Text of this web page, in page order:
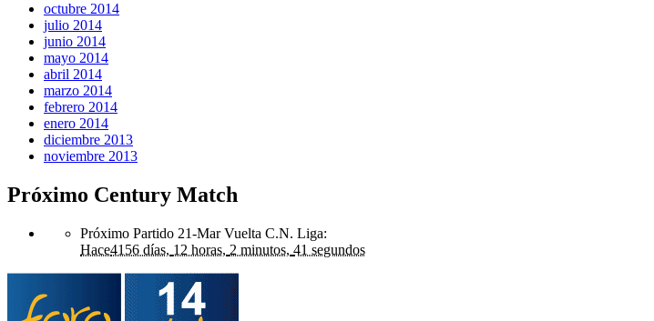
octubre 2014
julio 2014
junio 2014
mayo 2014
abril 2014
marzo 2014
febrero 2014
enero 2014
diciembre 2013
noviembre 2013
Próximo Century Match
Próximo Partido 21-Mar Vuelta C.N. Liga:
Hace4156 días, 12 horas, 2 minutos, 41 segundos